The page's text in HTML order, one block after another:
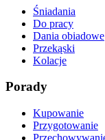
Śniadania
Do pracy
Dania obiadowe
Przekąski
Kolacje
Porady
Kupowanie
Przygotowanie